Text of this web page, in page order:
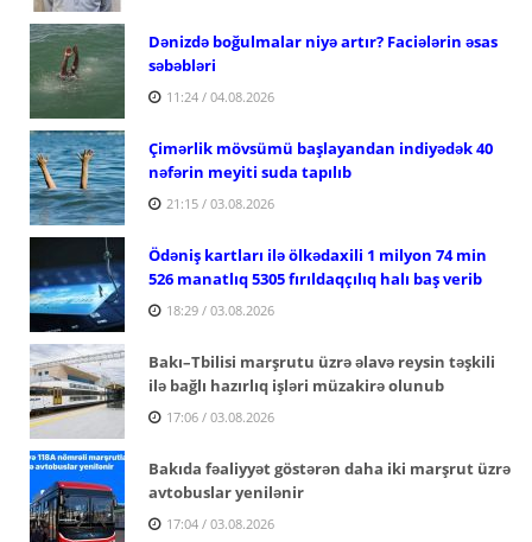
Dənizdə boğulmalar niyə artır? Faciələrin əsas
səbəbləri
11:24 / 04.08.2026
Çimərlik mövsümü başlayandan indiyədək 40
nəfərin meyiti suda tapılıb
21:15 / 03.08.2026
Ödəniş kartları ilə ölkədaxili 1 milyon 74 min
526 manatlıq 5305 fırıldaqçılıq halı baş verib
18:29 / 03.08.2026
Bakı–Tbilisi marşrutu üzrə əlavə reysin təşkili
ilə bağlı hazırlıq işləri müzakirə olunub
17:06 / 03.08.2026
Bakıda fəaliyyət göstərən daha iki marşrut üzrə
avtobuslar yenilənir
17:04 / 03.08.2026